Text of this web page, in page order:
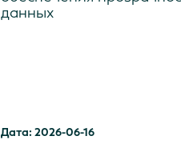
данных
Дата: 2026-06-16